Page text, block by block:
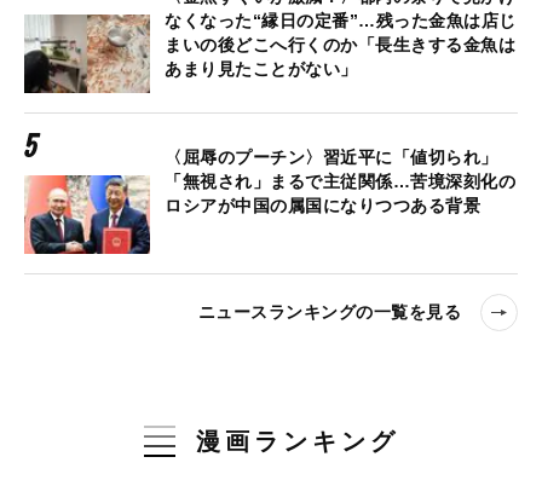
なくなった“縁日の定番”…残った金魚は店じ
まいの後どこへ行くのか「長生きする金魚は
あまり見たことがない」
〈屈辱のプーチン〉習近平に「値切られ」
「無視され」まるで主従関係…苦境深刻化の
ロシアが中国の属国になりつつある背景
ニュースランキングの一覧を見る
漫画ランキング